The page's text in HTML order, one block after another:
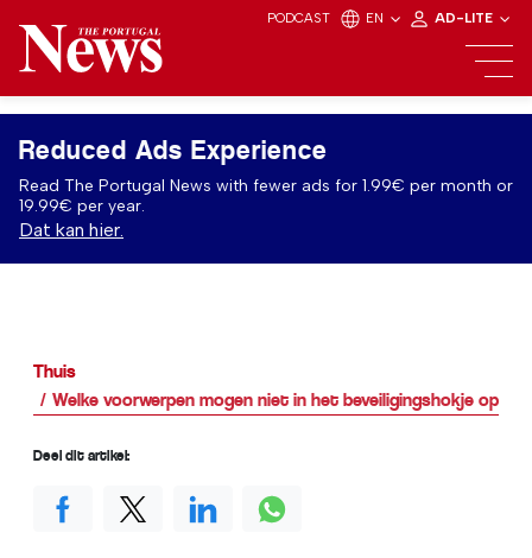
PODCAST EN AD-LITE
Reduced Ads Experience
Read The Portugal News with fewer ads for 1.99€ per month or
19.99€ per year.
Dat kan hier.
Thuis
Welke voorwerpen mogen niet in het beveiligingshokje op de
Deel dit artikel: